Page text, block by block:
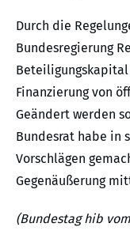
Durch die
Bundesregierung
Finanzierung von
Geändert werden
Bundesrat habe in
Vorschlägen
Gegenäußerung
(Bundestag hib